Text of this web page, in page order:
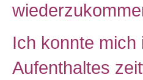
Ich konnte mich
Aufenthaltes